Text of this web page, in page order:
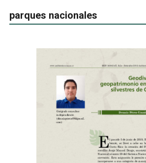
parques nacionales